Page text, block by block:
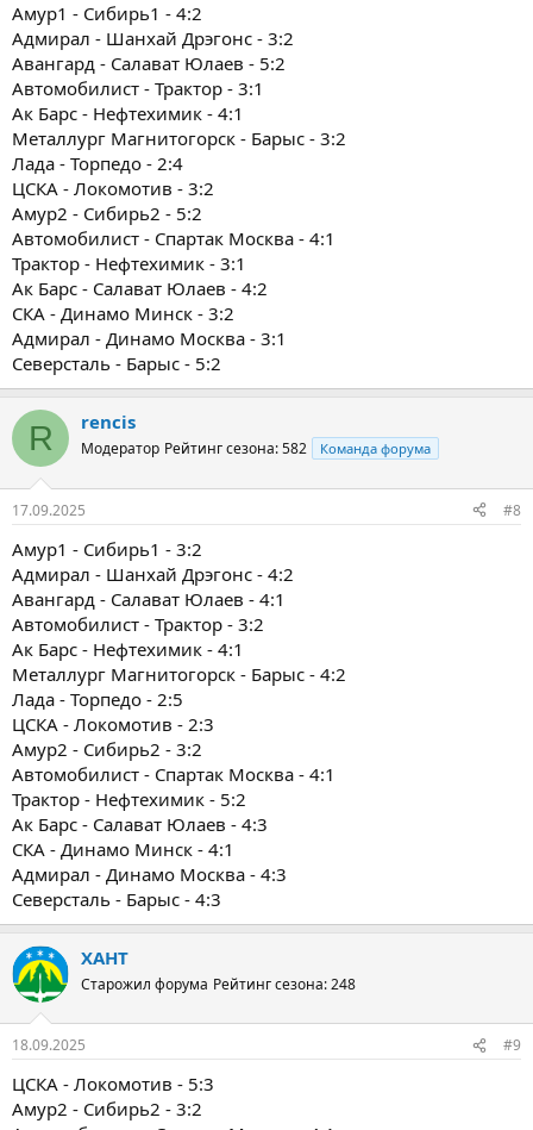
Амур1 - Сибирь1 - 4:2
Адмирал - Шанхай Дрэгонс - 3:2
Авангард - Салават Юлаев - 5:2
Автомобилист - Трактор - 3:1
Ак Барс - Нефтехимик - 4:1
Металлург Магнитогорск - Барыс - 3:2
Лада - Торпедо - 2:4
ЦСКА - Локомотив - 3:2
Амур2 - Сибирь2 - 5:2
Автомобилист - Спартак Москва - 4:1
Трактор - Нефтехимик - 3:1
Ак Барс - Салават Юлаев - 4:2
СКА - Динамо Минск - 3:2
Адмирал - Динамо Москва - 3:1
Северсталь - Барыс - 5:2
R rencis
Модератор Рейтинг сезона: 582 Команда форума
17.09.2025 #8
Амур1 - Сибирь1 - 3:2
Адмирал - Шанхай Дрэгонс - 4:2
Авангард - Салават Юлаев - 4:1
Автомобилист - Трактор - 3:2
Ак Барс - Нефтехимик - 4:1
Металлург Магнитогорск - Барыс - 4:2
Лада - Торпедо - 2:5
ЦСКА - Локомотив - 2:3
Амур2 - Сибирь2 - 3:2
Автомобилист - Спартак Москва - 4:1
Трактор - Нефтехимик - 5:2
Ак Барс - Салават Юлаев - 4:3
СКА - Динамо Минск - 4:1
Адмирал - Динамо Москва - 4:3
Северсталь - Барыс - 4:3
ХАНТ
Старожил форума Рейтинг сезона: 248
18.09.2025 #9
ЦСКА - Локомотив - 5:3
Амур2 - Сибирь2 - 3:2